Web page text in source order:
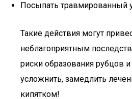
Посыпать травмированный
Такие действия могут
неблагоприятным
риски образования рубцов
усложнить, замедлить
кипятком!